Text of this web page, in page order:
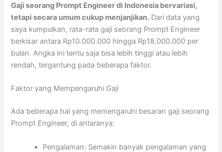
Gaji seorang Prompt Engineer di Indonesia bervariasi,
tetapi secara umum cukup menjanjikan. Dari data yang
saya kumpulkan, rata-rata gaji seorang Prompt Engineer
berkisar antara Rp10.000.000 hingga Rp18.000.000 per
bulan. Angka ini tentu saja bisa lebih tinggi atau lebih
rendah, tergantung pada beberapa faktor.
Faktor yang Mempengaruhi Gaji
Ada beberapa hal yang memengaruhi besaran gaji seorang
Prompt Engineer, di antaranya:
Pengalaman: Semakin banyak pengalaman yang